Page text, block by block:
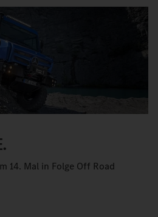
14. Mal in Folge Off Road